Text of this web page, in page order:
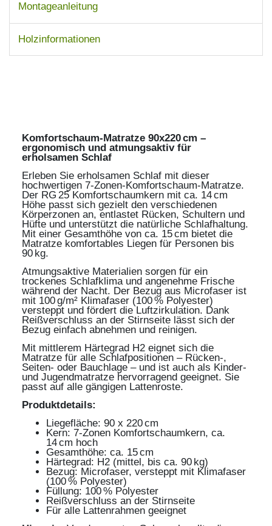
Montageanleitung
Holzinformationen
Komfortschaum-Matratze 90x220 cm –
ergonomisch und atmungsaktiv für
erholsamen Schlaf
Erleben Sie erholsamen Schlaf mit dieser
hochwertigen 7-Zonen-Komfortschaum-Matratze.
Der RG 25 Komfortschaumkern mit ca. 14 cm
Höhe passt sich gezielt den verschiedenen
Körperzonen an, entlastet Rücken, Schultern und
Hüfte und unterstützt die natürliche Schlafhaltung.
Mit einer Gesamthöhe von ca. 15 cm bietet die
Matratze komfortables Liegen für Personen bis
90 kg.
Atmungsaktive Materialien sorgen für ein
trockenes Schlafklima und angenehme Frische
während der Nacht. Der Bezug aus Microfaser ist
mit 100 g/m² Klimafaser (100 % Polyester)
versteppt und fördert die Luftzirkulation. Dank
Reißverschluss an der Stirnseite lässt sich der
Bezug einfach abnehmen und reinigen.
Mit mittlerem Härtegrad H2 eignet sich die
Matratze für alle Schlafpositionen – Rücken-,
Seiten- oder Bauchlage – und ist auch als Kinder-
und Jugendmatratze hervorragend geeignet. Sie
passt auf alle gängigen Lattenroste.
Produktdetails:
Liegefläche: 90 x 220 cm
Kern: 7-Zonen Komfortschaumkern, ca.
14 cm hoch
Gesamthöhe: ca. 15 cm
Härtegrad: H2 (mittel, bis ca. 90 kg)
Bezug: Microfaser, versteppt mit Klimafaser
(100 % Polyester)
Füllung: 100 % Polyester
Reißverschluss an der Stirnseite
Für alle Lattenrahmen geeignet